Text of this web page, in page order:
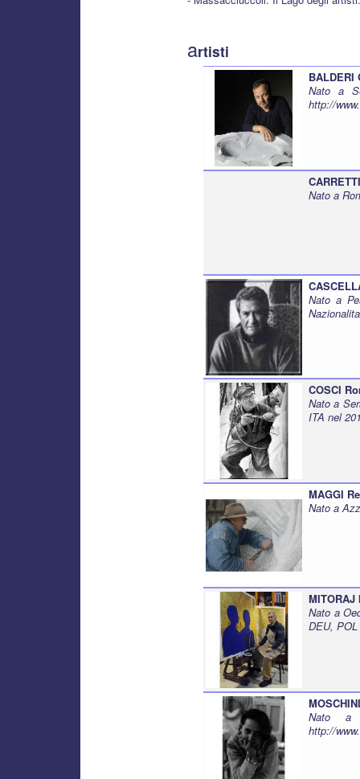
artisti
BALDERI
Nato a
http://
Nato a
Nato a
COSCI
Nato a
ITA nel
MAGGI
Nato a
MITORAJ
Nato a
DEU, POL
Nato a
http://